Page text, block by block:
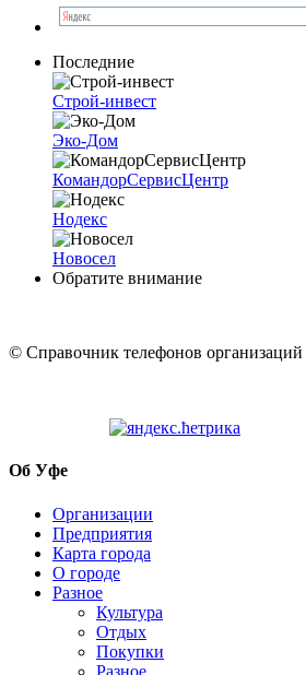
Последние
Строй-инвест
Эко-Дом
КомандорСервисЦентр
Нодекс
Новосел
Обратите внимание
© Cправочник телефонов
Об Уфе
Организации
Предприятия
Карта города
О городе
Разное
Культура
Отдых
Покупки
Разное